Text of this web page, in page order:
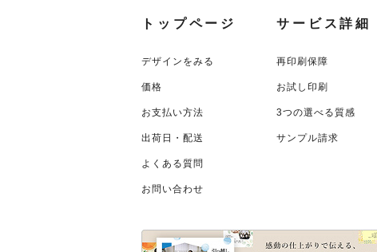
トップページ
デザインをみる
価格
お支払い方法
出荷日・配送
よくある質問
お問い合わせ
サービス詳細
再印刷保障
お試し印刷
3つの選べる質感
サンプル請求